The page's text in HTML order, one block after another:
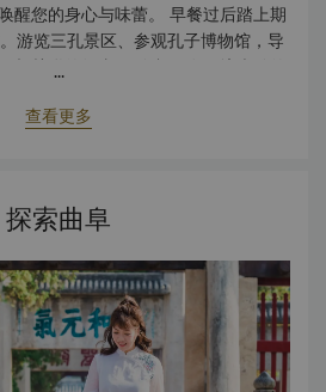
醒您的身心与味蕾。 早餐过后踏上期
游览三孔景区、参观孔子博物馆，导
相关联的故事。 晚餐，在环境幽雅的
中回荡着难忘的回忆。明天，让曲阜
...
查看更多
探索曲阜